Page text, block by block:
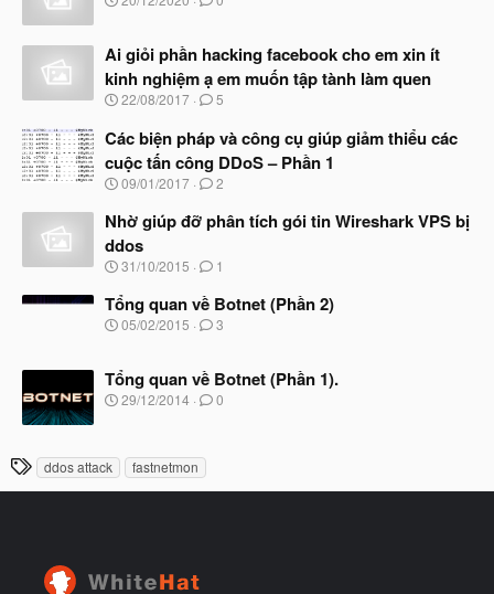
y
b
ắ
t
ầ
u
Ai giỏi phần hacking facebook cho em xin ít
kinh nghiệm ạ em muốn tập tành làm quen
N
à
y
b
ắ
đ
ầ
u
22/08/2017 5
Các biện pháp và công cụ giúp giảm thiểu các
cuộc tấn công DDoS – Phần 1
N
à
b
ắ
đ
ầ
09/01/2017 2
Nhờ giúp đỡ phân tích gói tin Wireshark VPS bị
ddos
N
à
y
b
t
đ
ầ
31/10/2015 1
Tổng quan về Botnet (Phần 2)
N
y
b
ắ
ầ
u
05/02/2015 3
Tổng quan về Botnet (Phần 1).
N
29/12/2014 0
T
h
ddos attack fastnetmon